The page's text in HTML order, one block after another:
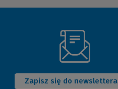
Zapisz się do newslettera
okno)